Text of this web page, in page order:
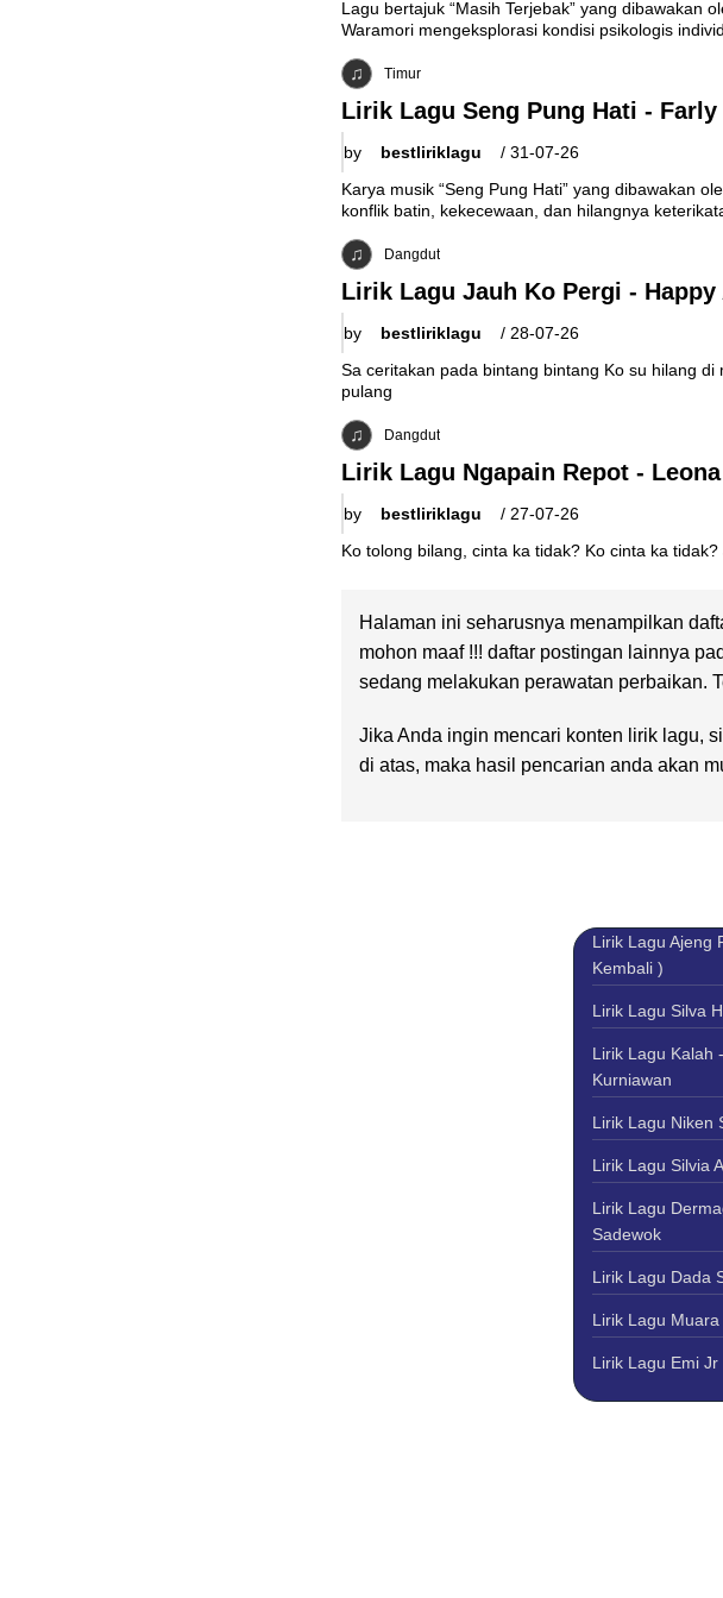
Lagu bertajuk “Masih Terjebak” yang dibawakan
Waramori mengeksplorasi kondisi psikologis
Timur
Lirik Lagu Seng Pung Hati - Farly
by bestliriklagu / 31-07-26
Karya musik “Seng Pung Hati” yang dibawakan
konflik batin, kekecewaan, dan hilangnya
Dangdut
Lirik Lagu Jauh Ko Pergi - Happy
by bestliriklagu / 28-07-26
Sa ceritakan pada bintang bintang Ko su hilang
pulang
Dangdut
Lirik Lagu Ngapain Repot -
by bestliriklagu / 27-07-26
Ko tolong bilang, cinta ka tidak? Ko cinta ka
Halaman ini seharusnya menampilkan
mohon maaf !!! daftar postingan lainnya
sedang melakukan perawatan perbaikan.
Jika Anda ingin mencari konten lirik lagu,
di atas, maka hasil pencarian anda akan
Lirik Lagu Ajeng
Kembali )
Lirik Lagu Silva
Lirik Lagu Kalah
Kurniawan
Lirik Lagu Niken
Lirik Lagu Silvia
Lirik Lagu
Sadewok
Lirik Lagu Dada
Lirik Lagu
Lirik Lagu Emi